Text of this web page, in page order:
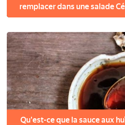
remplacer dans une salade
Qu'est-ce que la sauce aux